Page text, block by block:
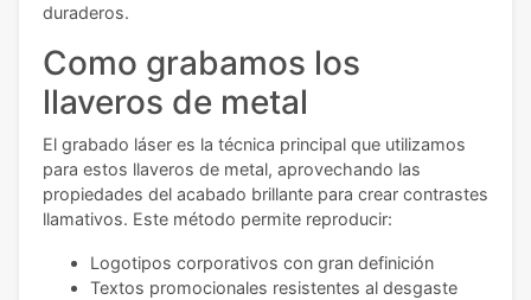
duraderos.
Como grabamos los
llaveros de metal
El grabado láser es la técnica principal que utilizamos
para estos llaveros de metal, aprovechando las
propiedades del acabado brillante para crear contrastes
llamativos. Este método permite reproducir:
Logotipos corporativos con gran definición
Textos promocionales resistentes al desgaste